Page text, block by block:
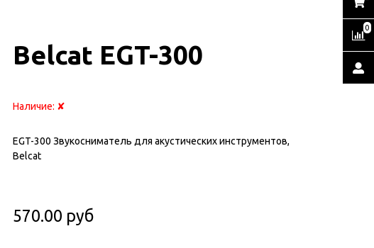
Belcat EGT-300
Наличие: ✘
EGT-300 Звукосниматель для акустических инструментов,
Belcat
570.00 руб
0